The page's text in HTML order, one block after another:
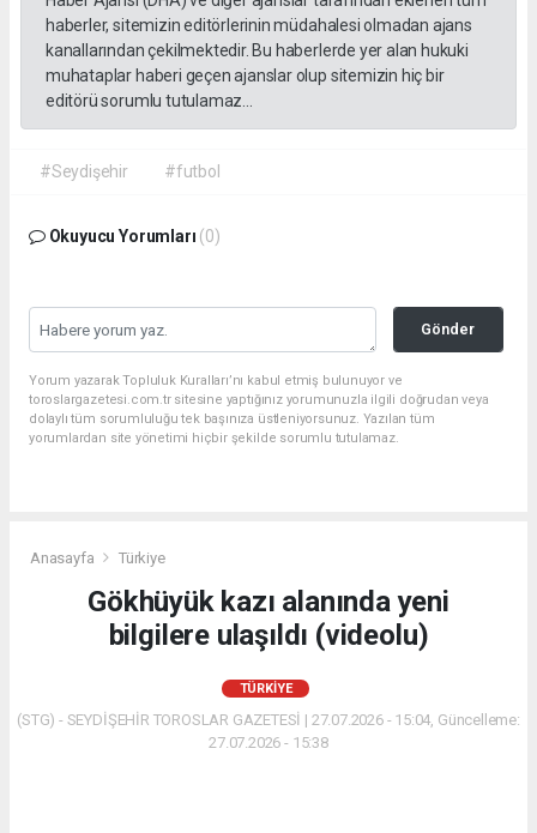
haberler, sitemizin editörlerinin müdahalesi olmadan ajans
kanallarından çekilmektedir. Bu haberlerde yer alan hukuki
muhataplar haberi geçen ajanslar olup sitemizin hiç bir
editörü sorumlu tutulamaz...
#Seydişehir #futbol
Okuyucu Yorumları (0)
Gönder
Yorum yazarak Topluluk Kuralları’nı kabul etmiş bulunuyor ve
toroslargazetesi.com.tr sitesine yaptığınız yorumunuzla ilgili doğrudan veya
dolaylı tüm sorumluluğu tek başınıza üstleniyorsunuz. Yazılan tüm
yorumlardan site yönetimi hiçbir şekilde sorumlu tutulamaz.
Anasayfa Türkiye
Gökhüyük kazı alanında yeni
bilgilere ulaşıldı (videolu)
TÜRKIYE
(STG) - SEYDİŞEHİR TOROSLAR GAZETESİ | 27.07.2026 - 15:04, Güncelleme:
27.07.2026 - 15:38